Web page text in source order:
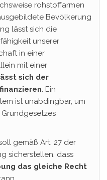
rohstoffarmen
Bevölkerung
lässt sich die
unserer
in einer
mit einer
sich der
. Ein
ist unabdingbar, um
gemäß Art. 27 der
sicherstellen, dass
das gleiche Recht